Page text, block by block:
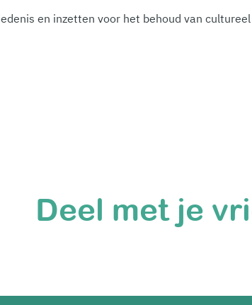
en inzetten voor het behoud van
Deel met je